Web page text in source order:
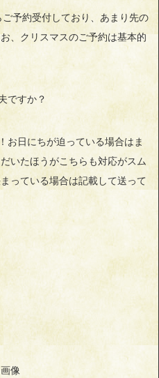
予約受付しており、あまり先の
、クリスマスのご予約は基本的
ですか？
お日にちが迫っている場合はま
いたほうがこちらも対応がスム
っている場合は記載して送って
像